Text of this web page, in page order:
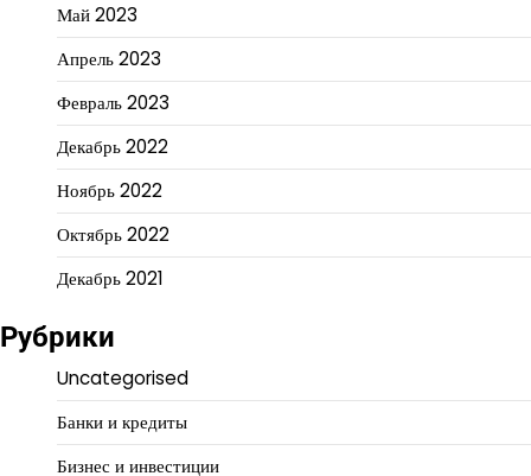
Май 2023
Апрель 2023
Февраль 2023
Декабрь 2022
Ноябрь 2022
Октябрь 2022
Декабрь 2021
Рубрики
Uncategorised
Банки и кредиты
Бизнес и инвестиции